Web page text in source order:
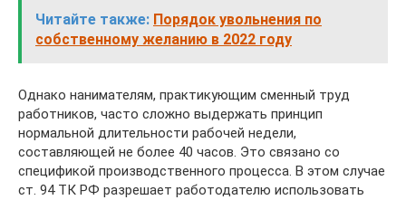
Читайте также: Порядок увольнения по
собственному желанию в 2022 году
Однако нанимателям, практикующим сменный труд
работников, часто сложно выдержать принцип
нормальной длительности рабочей недели,
составляющей не более 40 часов. Это связано со
спецификой производственного процесса. В этом случае
ст. 94 ТК РФ разрешает работодателю использовать